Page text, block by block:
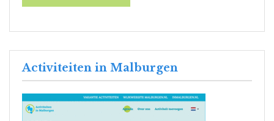
Activiteiten in Malburgen